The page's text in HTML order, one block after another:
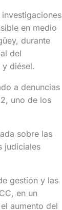
en medio
durante
del
diésel.
a denuncias
uno de los
sobre las
judiciales
gestión y las
en un
aumento del